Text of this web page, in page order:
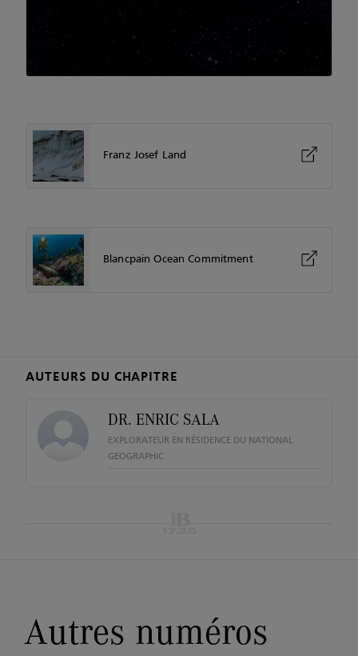
Franz Josef Land
Blancpain Ocean Commitment
AUTEURS DU CHAPITRE
DR. ENRIC SALA
EXPLORATEUR EN RÉSIDENCE DU NATIONAL
GEOGRAPHIC
Autres numéros